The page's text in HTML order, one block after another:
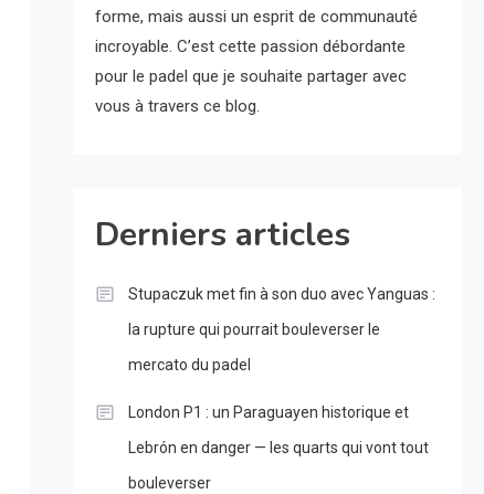
forme, mais aussi un esprit de communauté
incroyable. C’est cette passion débordante
pour le padel que je souhaite partager avec
vous à travers ce blog.
Derniers articles
Stupaczuk met fin à son duo avec Yanguas :
la rupture qui pourrait bouleverser le
mercato du padel
London P1 : un Paraguayen historique et
Lebrón en danger — les quarts qui vont tout
bouleverser